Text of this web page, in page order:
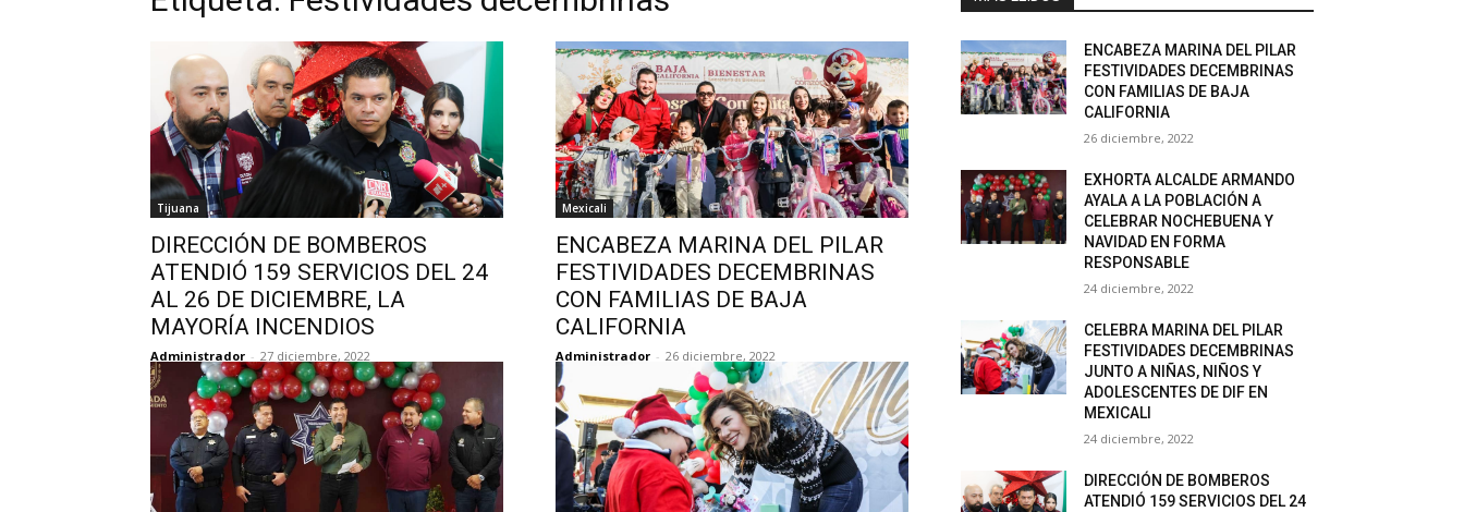
Tijuana
DIRECCIÓN DE BOMBEROS
ATENDIÓ 159 SERVICIOS DEL 24
AL 26 DE DICIEMBRE, LA
MAYORÍA INCENDIOS
Administrador - 27 diciembre, 2022
Mexicali
ENCABEZA MARINA DEL PILAR
FESTIVIDADES DECEMBRINAS
CON FAMILIAS DE BAJA
CALIFORNIA
Administrador - 26 diciembre, 2022
ENCABEZA MARINA DEL PILAR
FESTIVIDADES DECEMBRINAS
CON FAMILIAS DE BAJA
CALIFORNIA
26 diciembre, 2022
EXHORTA ALCALDE ARMANDO
AYALA A LA POBLACIÓN A
CELEBRAR NOCHEBUENA Y
NAVIDAD EN FORMA
RESPONSABLE
24 diciembre, 2022
CELEBRA MARINA DEL PILAR
FESTIVIDADES DECEMBRINAS
JUNTO A NIÑAS, NIÑOS Y
ADOLESCENTES DE DIF EN
MEXICALI
24 diciembre, 2022
DIRECCIÓN DE BOMBEROS
ATENDIÓ 159 SERVICIOS DEL 24